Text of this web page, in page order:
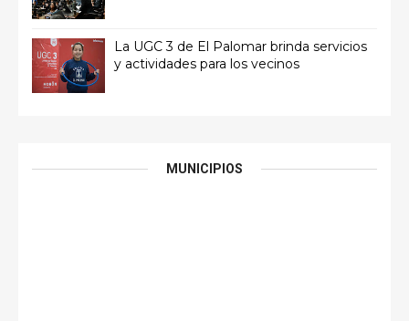
La UGC 3 de El Palomar brinda servicios
y actividades para los vecinos
MUNICIPIOS